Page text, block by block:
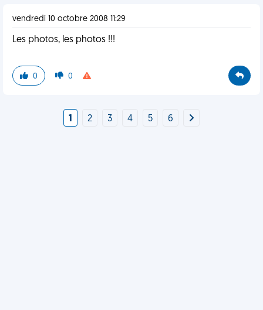
vendredi 10 octobre 2008 11:29
Les photos, les photos !!!
0 0
1 2 3 4 5 6